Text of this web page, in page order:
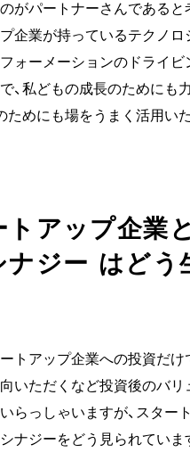
がパートナーさんであると
企業が持っているテクノロ
ォーメーションのドライビ
、私どもの成長のためにも
ためにも場をうまく活用い
トアップ企業
ナジー はどう
ートアップ企業への投資だけ
いただくなど投資後のバリ
らっしゃいますが、スター
ナジーをどう見られていま